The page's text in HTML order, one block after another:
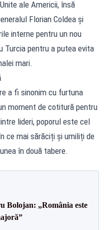
ale Americii, însă
Florian Coldea și
interne pentru un nou
Turcia pentru a putea evita
mari.
a fi sinonim cu furtuna
moment de cotitură pentru
lideri, poporul este cel
ce mai sărăciți și umiliți de
în două tabere.
Bolojan: „România este